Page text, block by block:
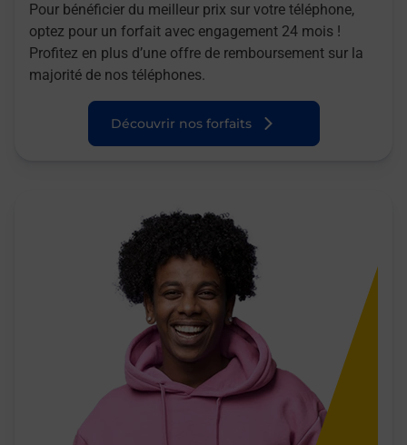
Pour bénéficier du meilleur prix sur votre téléphone,
optez pour un forfait avec engagement 24 mois !
Profitez en plus d’une offre de remboursement sur la
majorité de nos téléphones.
Découvrir nos forfaits